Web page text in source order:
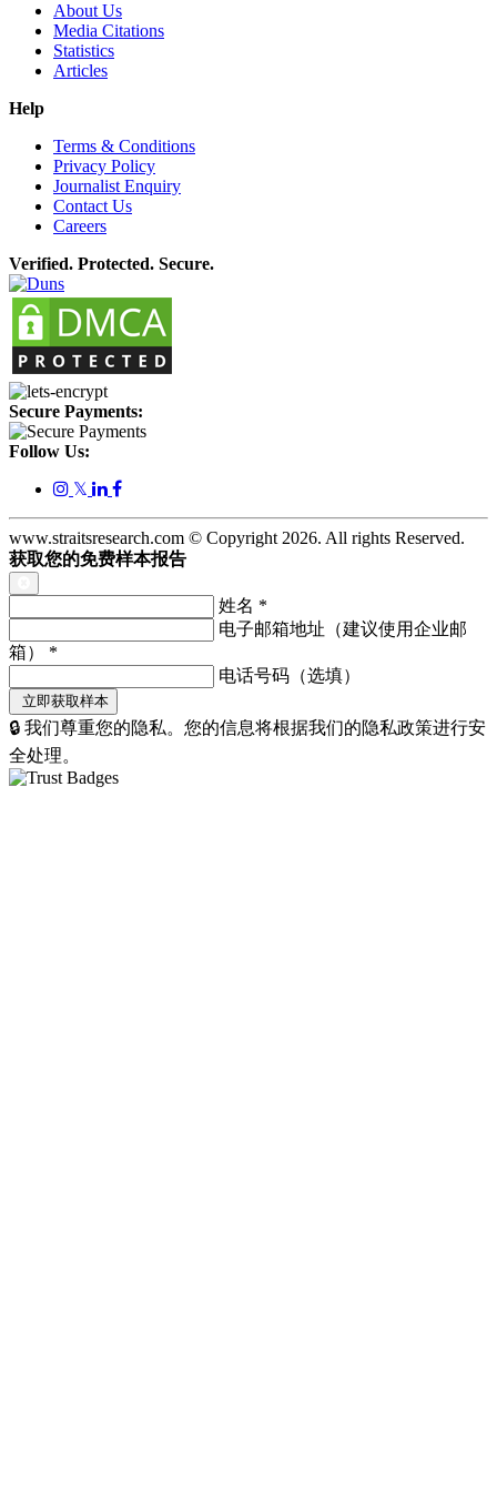
About Us
Media Citations
Statistics
Articles
Help
Terms & Conditions
Privacy Policy
Journalist Enquiry
Contact Us
Careers
Verified. Protected. Secure.
Secure Payments:
Follow Us:
𝕏
www.straitsresearch.com © Copyright2026. All rights Reserved.
获取您的免费样本报告
姓名 *
电子邮箱地址（建议使用企业邮
箱） *
电话号码（选填）
🔒 我们尊重您的隐私。您的信息将根据我们的隐私政策进行安
全处理。